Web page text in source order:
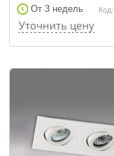
От 3 недель